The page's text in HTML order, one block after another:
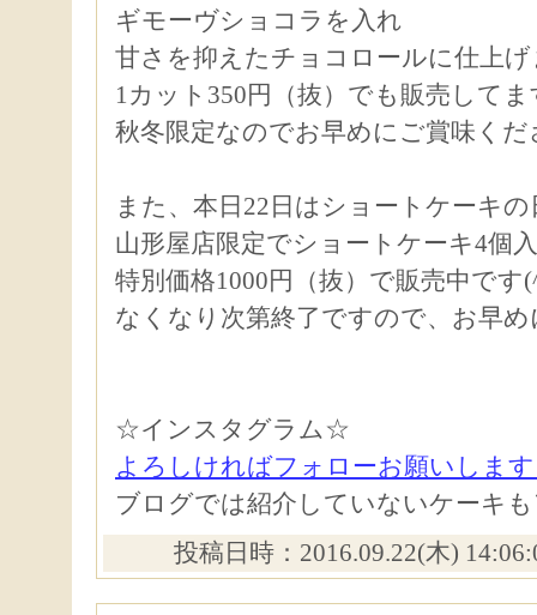
ギモーヴショコラを入れ
甘さを抑えたチョコロールに仕上
1カット350円（抜）でも販売してま
秋冬限定なのでお早めにご賞味くだ
また、本日22日はショートケーキ
山形屋店限定でショートケーキ4個
特別価格1000円（抜）で販売中です
なくなり次第終了ですので、お早
☆インスタグラム☆
よろしければフォローお願いしま
ブログでは紹介していないケーキ
投稿日時：2016.09.22(木)